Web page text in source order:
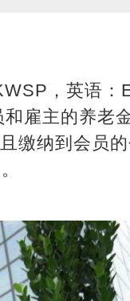
，英语：
雇主的养老
缴纳到会员